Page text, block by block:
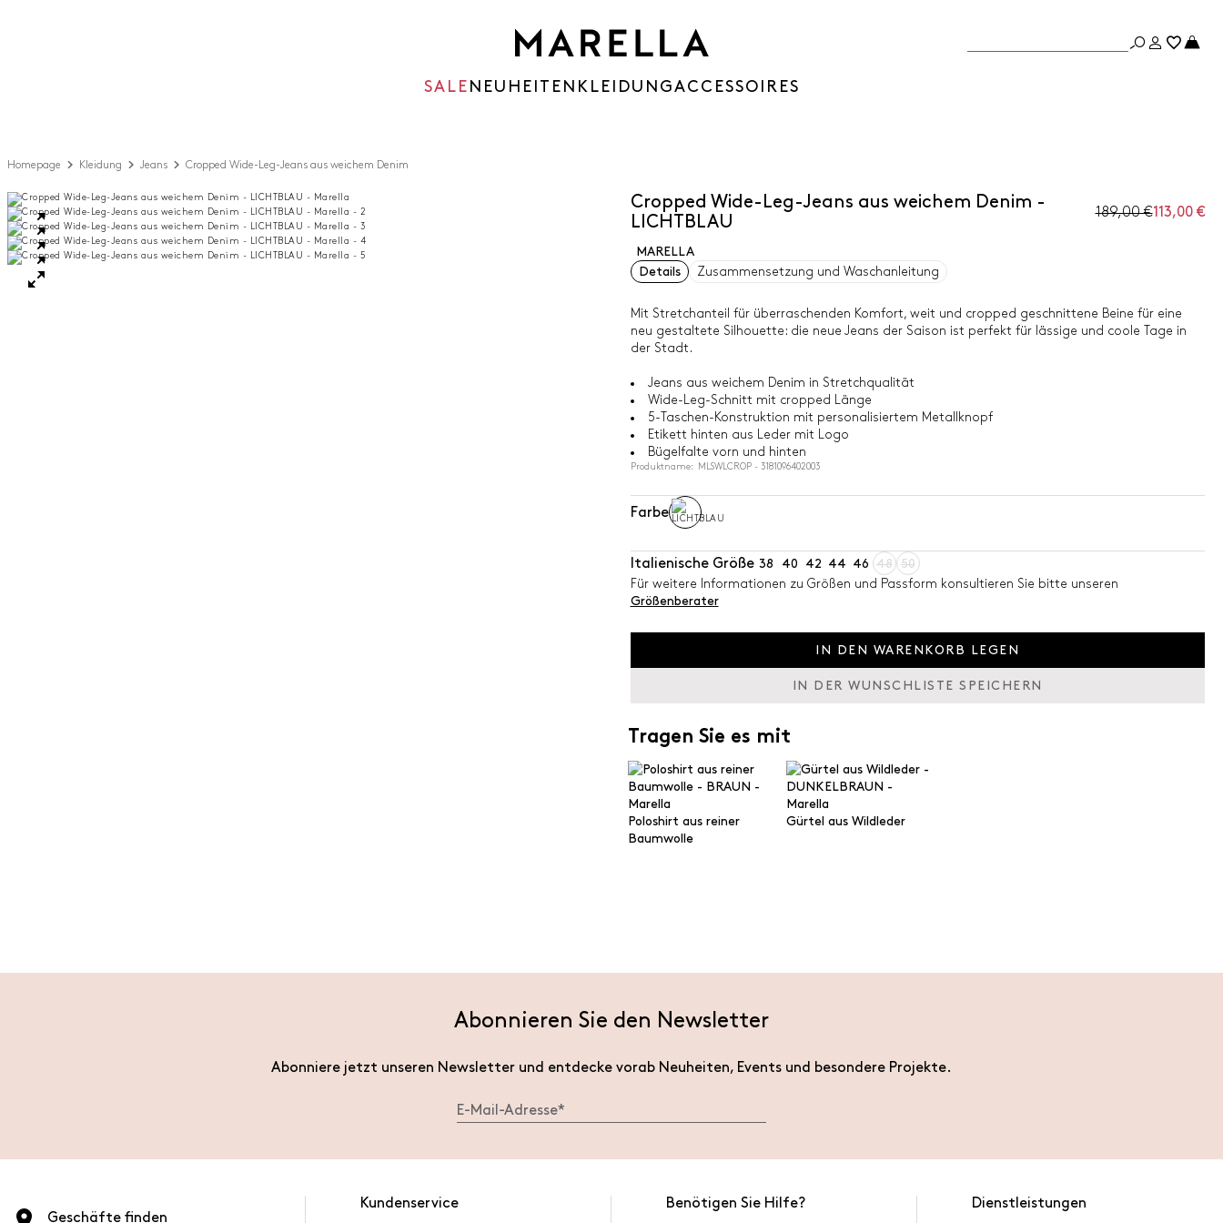
SALE NEUHEITEN KLEIDUNGACCESSOIRES
Homepage Kleidung Jeans Cropped Wide-Leg-Jeans aus weichem Denim
Cropped Wide-Leg-Jeans aus weichem Denim -
LICHTBLAU
189,00 €113,00 €
MARELLA
Details
Zusammensetzung und Waschanleitung
Mit Stretchanteil für überraschenden Komfort, weit und cropped geschnittene Beine für eine
neu gestaltete Silhouette: die neue Jeans der Saison ist perfekt für lässige und coole Tage in
der Stadt.
Jeans aus weichem Denim in Stretchqualität
Wide-Leg-Schnitt mit cropped Länge
5-Taschen-Konstruktion mit personalisiertem Metallknopf
Etikett hinten aus Leder mit Logo
Bügelfalte vorn und hinten
Produktname: MLSWLCROP - 3181096402003
Farbe
Italienische Größe 38 40 42 44 46 48
50
Für weitere Informationen zu Größen und Passform konsultieren Sie bitte unseren
Größenberater
IN DEN WARENKORB LEGEN
IN DER WUNSCHLISTE SPEICHERN
Tragen Sie es mit
Poloshirt aus reiner
Baumwolle
Gürtel aus Wildleder
Abonnieren Sie den Newsletter
Abonniere jetzt unseren Newsletter und entdecke vorab Neuheiten, Events und besondere Projekte.
Geschäfte finden
Kundenservice Benötigen Sie Hilfe? Dienstleistungen